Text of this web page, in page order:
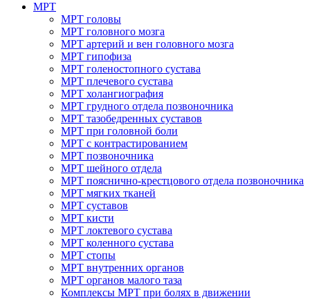
МРТ
МРТ головы
МРТ головного мозга
МРТ артерий и вен головного мозга
МРТ гипофиза
МРТ голеностопного сустава
МРТ плечевого сустава
МРТ холангиография
МРТ грудного отдела позвоночника
МРТ тазобедренных суставов
МРТ при головной боли
МРТ с контрастированием
МРТ позвоночника
МРТ шейного отдела
МРТ пояснично-крестцового отдела позвоночника
МРТ мягких тканей
МРТ суставов
МРТ кисти
МРТ локтевого сустава
МРТ коленного сустава
МРТ стопы
МРТ внутренних органов
МРТ органов малого таза
Комплексы МРТ при болях в движении